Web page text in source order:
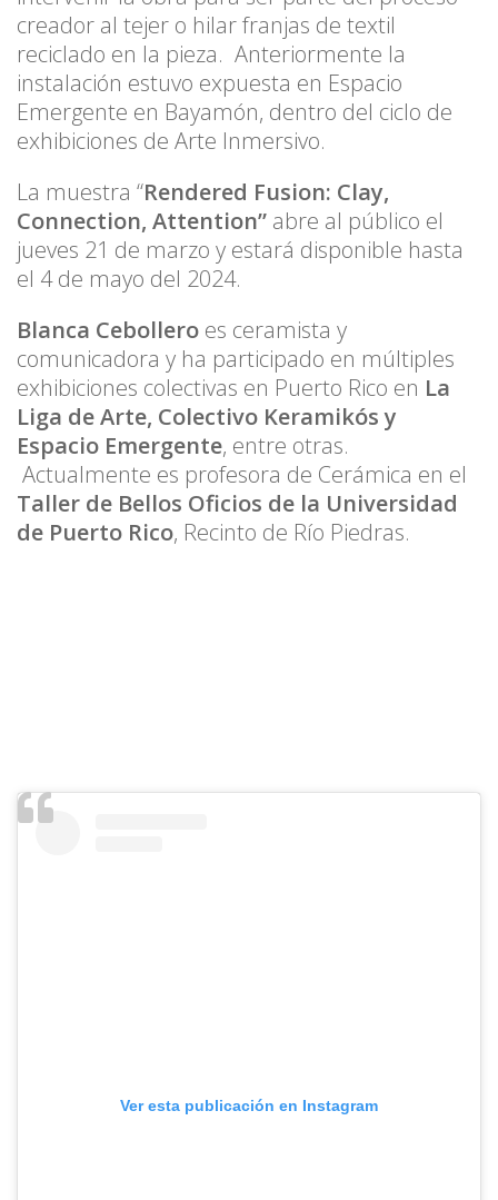
creador al tejer o hilar franjas de textil
reciclado en la pieza. Anteriormente la
instalación estuvo expuesta en Espacio
Emergente en Bayamón, dentro del ciclo de
exhibiciones de Arte Inmersivo.
La muestra “Rendered Fusion: Clay,
Connection, Attention” abre al público el
jueves 21 de marzo y estará disponible hasta
el 4 de mayo del 2024.
Blanca Cebollero es ceramista y
comunicadora y ha participado en múltiples
exhibiciones colectivas en Puerto Rico en La
Liga de Arte, Colectivo Keramikós y
Espacio Emergente, entre otras.
Actualmente es profesora de Cerámica en el
Taller de Bellos Oficios de la Universidad
de Puerto Rico, Recinto de Río Piedras.
Ver esta publicación en Instagram